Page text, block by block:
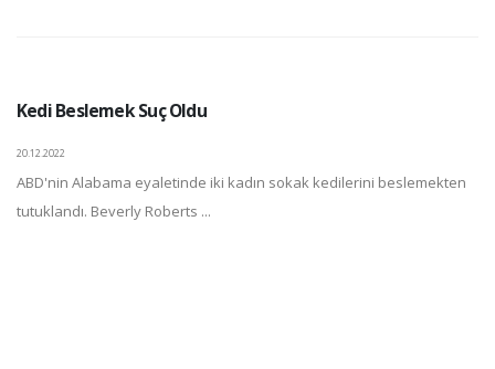
Kedi Beslemek Suç Oldu
20.12.2022
ABD'nin Alabama eyaletinde iki kadın sokak kedilerini beslemekten
tutuklandı. Beverly Roberts ...